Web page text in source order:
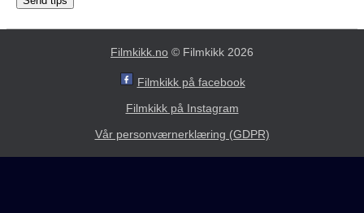
Filmkikk.no © Filmkikk 2026
Filmkikk på facebook
Filmkikk på Instagram
Vår personværnerklæring (GDPR)